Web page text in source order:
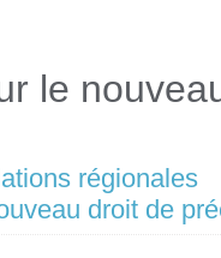
le
régionales
droit de